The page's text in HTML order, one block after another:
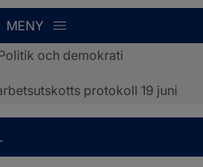
MENY
och demokrati
protokoll 19 juni